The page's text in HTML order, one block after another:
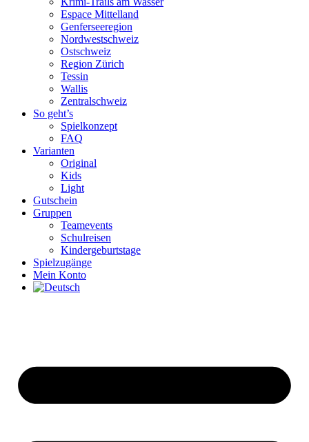
Espace Mittelland
Genferseeregion
Nordwestschweiz
Ostschweiz
Region Zürich
Tessin
Wallis
Zentralschweiz
So geht’s
Spielkonzept
FAQ
Varianten
Original
Kids
Light
Gutschein
Gruppen
Teamevents
Schulreisen
Kindergeburtstage
Spielzugänge
Mein Konto